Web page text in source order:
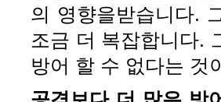
의 영향을받습니다.
조금 더 복잡합니다.
방어 할 수 없다는 것